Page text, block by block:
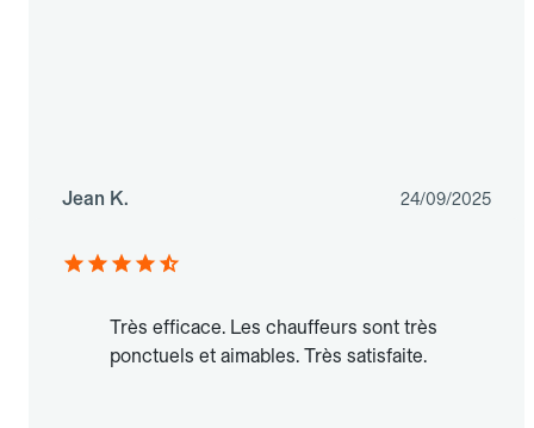
Jean K. 24/09/2025
Très efficace. Les chauffeurs sont très
ponctuels et aimables. Très satisfaite.